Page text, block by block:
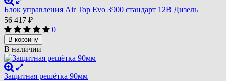
Блок управления Air Top Evo 3900 стандарт 12В Дизель
56 417 ₽
0
В корзину
В наличии
Защитная решётка 90мм